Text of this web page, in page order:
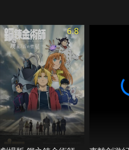
6.8